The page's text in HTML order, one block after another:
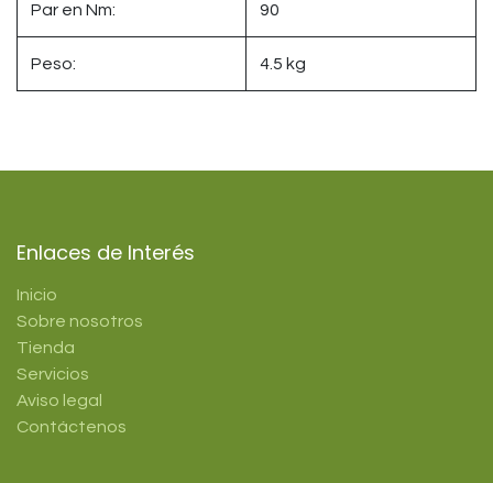
Par en Nm: 90
Peso: 4.5 kg
Enlaces de Interés
Inicio
Sobre nosotros
Tienda
Servicios
Aviso legal
Contáctenos